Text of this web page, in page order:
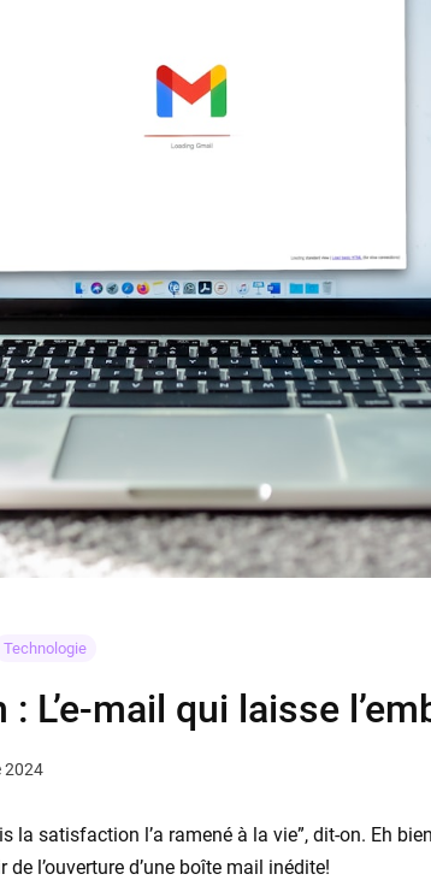
Technologie
L’e-mail qui laisse
2024
la satisfaction l’a ramené à la vie”, dit-on. Eh
l’ouverture d’une boîte mail inédite!